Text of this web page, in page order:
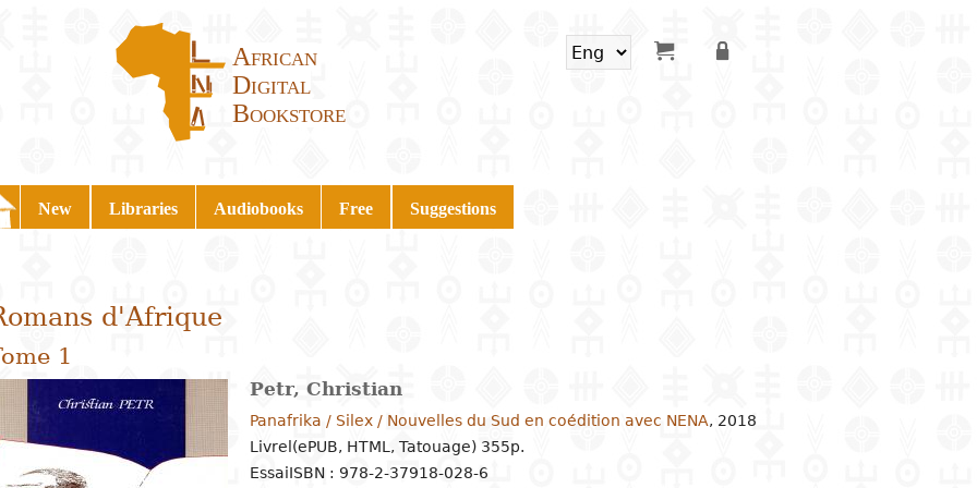
African
Digital
Bookstore
New Libraries Audiobooks Free Suggestions
d'Afrique
1
Petr, Christian
Panafrika / Silex / Nouvelles du Sud en coédition avec NENA, 2018
Livrel(ePUB, HTML, Tatouage) 355p.
EssaiISBN : 978-2-37918-028-6